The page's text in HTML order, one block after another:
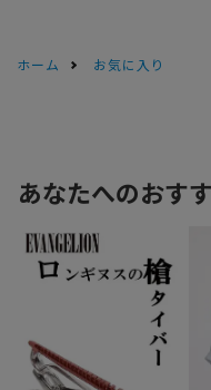
ホーム お気に入り